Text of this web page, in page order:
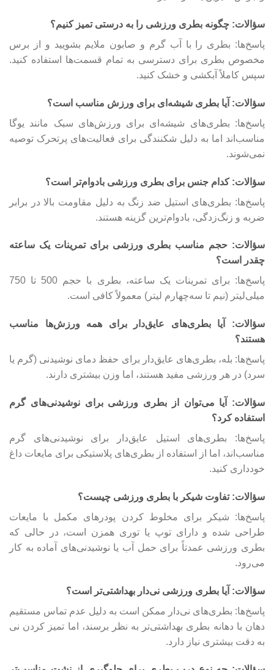
سؤالات: چگونه بطری ورزشی را به درستی تمیز کنیم؟
پاسخ‌ها: بطری را با آب گرم و صابون ملایم بشویید و از برس
مخصوص بطری برای دسترسی به تمام قسمت‌ها استفاده کنید.
سپس کاملاً آبکشی و خشک کنید.
سؤالات: آیا بطری شیشه‌ای برای ورزش مناسب است؟
پاسخ‌ها: بطری‌های شیشه‌ای برای ورزش‌های سبک مانند یوگا
مناسب‌اند اما به دلیل شکنندگی برای فعالیت‌های پرتحرک توصیه
نمی‌شوند.
سؤالات: کدام جنس برای بطری ورزشی بادوام‌تر است؟
پاسخ‌ها: بطری‌های استیل ضد زنگ به دلیل مقاومت بالا در برابر
ضربه و زنگ‌زدگی، بادوام‌ترین گزینه هستند.
سؤالات: حجم مناسب بطری ورزشی برای تمرینات یک ساعته
چقدر است؟
پاسخ‌ها: برای تمرینات یک ساعته، بطری با حجم 500 تا 750
میلی‌لیتر (نیم تا سه‌چهارم لیتر) معمولاً کافی است.
سؤالات: آیا بطری‌های عایق‌دار برای همه ورزش‌ها مناسب
هستند؟
پاسخ‌ها: بله، بطری‌های عایق‌دار برای حفظ دمای نوشیدنی (گرم یا
سرد) در هر ورزشی مفید هستند، اما وزن بیشتری دارند.
سؤالات: آیا می‌توان از بطری ورزشی برای نوشیدنی‌های گرم
استفاده کرد؟
پاسخ‌ها: بطری‌های استیل عایق‌دار برای نوشیدنی‌های گرم
مناسب‌اند، اما از استفاده از بطری‌های پلاستیکی برای مایعات داغ
خودداری کنید.
سؤالات: تفاوت شیکر با بطری ورزشی چیست؟
پاسخ‌ها: شیکر برای مخلوط کردن پودرهای مکمل با مایعات
طراحی شده و دارای توپ یا توری همزن است، در حالی که
بطری ورزشی عمدتاً برای حمل آب یا نوشیدنی‌های آماده به کار
می‌رود.
سؤالات: آیا بطری ورزشی نی‌دار بهداشتی‌تر است؟
پاسخ‌ها: بطری‌های نی‌دار ممکن است به دلیل عدم تماس مستقیم
دهان با دهانه بطری بهداشتی‌تر به نظر برسند، اما تمیز کردن نی
به دقت بیشتری نیاز دارد.